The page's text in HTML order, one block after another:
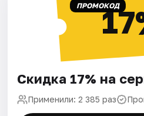
ПРОМОКОД
Скидка 17% на
Применили: 2 385 раз